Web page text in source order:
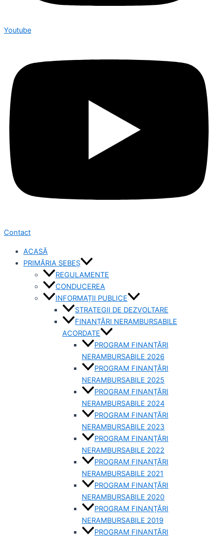
Youtube
Contact
ACASĂ
PRIMĂRIA SEBEȘ
REGULAMENTE
CONDUCEREA
INFORMAȚII PUBLICE
STRATEGII DE DEZVOLTARE
FINANȚĂRI NERAMBURSABILE
ACORDATE
PROGRAM FINANȚĂRI
NERAMBURSABILE 2026
PROGRAM FINANȚĂRI
NERAMBURSABILE 2025
PROGRAM FINANȚĂRI
NERAMBURSABILE 2024
PROGRAM FINANȚĂRI
NERAMBURSABILE 2023
PROGRAM FINANȚĂRI
NERAMBURSABILE 2022
PROGRAM FINANȚĂRI
NERAMBURSABILE 2021
PROGRAM FINANȚĂRI
NERAMBURSABILE 2020
PROGRAM FINANȚĂRI
NERAMBURSABILE 2019
PROGRAM FINANTĂRI